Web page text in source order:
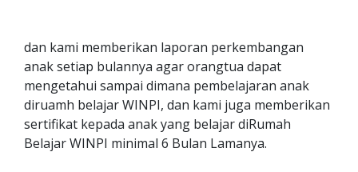
dan kami memberikan laporan perkembangan
anak setiap bulannya agar orangtua dapat
mengetahui sampai dimana pembelajaran anak
diruamh belajar WINPI, dan kami juga memberikan
sertifikat kepada anak yang belajar diRumah
Belajar WINPI minimal 6 Bulan Lamanya.